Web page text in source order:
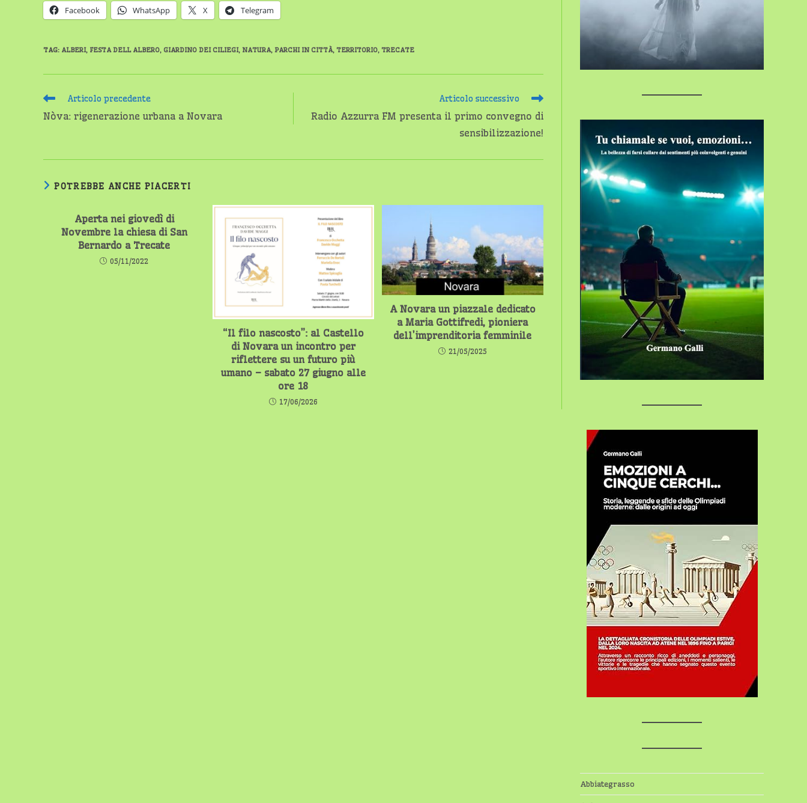
Facebook WhatsApp X Telegram
TAG: ALBERI, FESTA DELL ALBERO, GIARDINO DEI CILIEGI, NATURA, PARCHI IN CITTÀ, TERRITORIO, TRECATE
Leggi
altri
articoli
Articolo precedente
Nòva: rigenerazione urbana a Novara
Articolo successivo
Radio Azzurra FM presenta il primo convegno di
sensibilizzazione!
POTREBBE ANCHE PIACERTI
Aperta nei giovedì di
Novembre la chiesa di San
Bernardo a Trecate
05/11/2022
“Il filo nascosto”: al Castello
di Novara un incontro per
riflettere su un futuro più
umano – sabato 27 giugno alle
ore 18
17/06/2026
A Novara un piazzale dedicato
a Maria Gottifredi, pioniera
dell’imprenditoria femminile
21/05/2025
Abbiategrasso